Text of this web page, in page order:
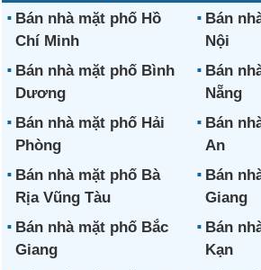
Bán nhà mặt phố Hồ
Chí Minh
Bán
Nội
Bán nhà mặt phố Bình
Dương
Bán
Nẵng
Bán nhà mặt phố Hải
Phòng
Bán
An
Bán nhà mặt phố Bà
Rịa Vũng Tàu
Bán
Giang
Bán nhà mặt phố Bắc
Giang
Bán
Kạn